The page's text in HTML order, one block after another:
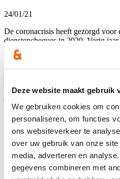
Deze website maakt gebruik
We gebruiken cookies om
personaliseren, om functies
ons websiteverkeer te
over uw gebruik van onze
media, adverteren en
gegevens combineren met
24/01/21
De coronacrisis heeft gezorgd voor
dienstencheques in 2020. Vorig
minder dienstencheques
ook bijna een vijfde minder
aan de dienstencheque-
inkomsten, kende Vlaams minister
jaar ruim 75 miljoen euro extra
dienstenchequesector. Zo kon de
worden en in veilige
gesleuteld aan de dienstverlening
Vanaf nu moeten zij niet langer
een verhoogd aantal
Sodexo, maar worden de gegevens
profiel.
Lees meer